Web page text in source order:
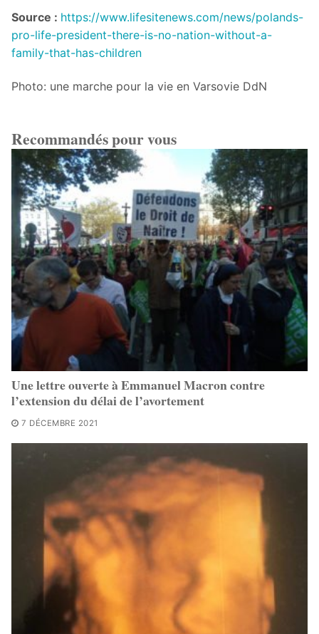
Source : https://www.lifesitenews.com/news/polands-
pro-life-president-there-is-no-nation-without-a-
family-that-has-children
Photo: une marche pour la vie en Varsovie DdN
Recommandés pour vous
Une lettre ouverte à Emmanuel Macron contre
l’extension du délai de l’avortement
7 DÉCEMBRE 2021